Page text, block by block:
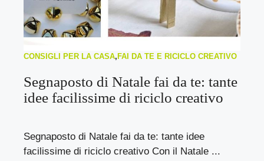
CONSIGLI PER LA CASA,FAI DA TE E RICICLO CREATIVO
Segnaposto di Natale fai da te: tante
idee facilissime di riciclo creativo
Segnaposto di Natale fai da te: tante idee
facilissime di riciclo creativo Con il Natale ...